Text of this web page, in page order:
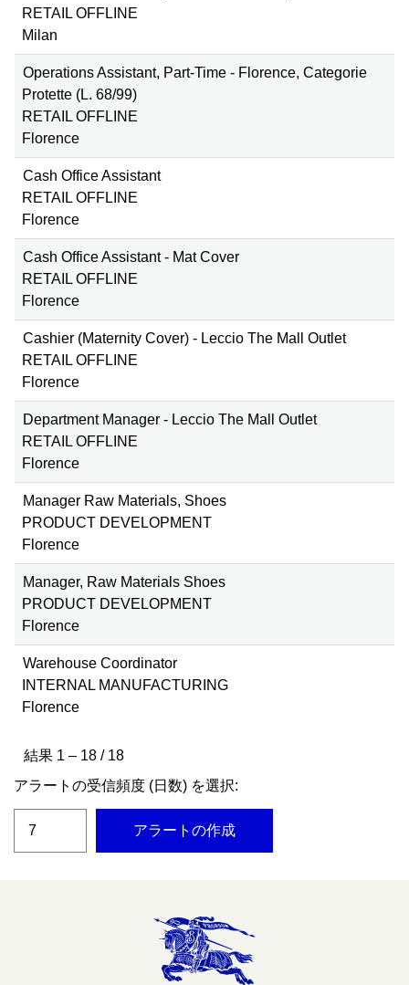
RETAIL OFFLINE
Milan
Operations Assistant, Part-Time - Florence, Categorie
Protette (L. 68/99)
RETAIL OFFLINE
Florence
Cash Office Assistant
RETAIL OFFLINE
Florence
Cash Office Assistant - Mat Cover
RETAIL OFFLINE
Florence
Cashier (Maternity Cover) - Leccio The Mall Outlet
RETAIL OFFLINE
Florence
Department Manager - Leccio The Mall Outlet
RETAIL OFFLINE
Florence
Manager Raw Materials, Shoes
PRODUCT DEVELOPMENT
Florence
Manager, Raw Materials Shoes
PRODUCT DEVELOPMENT
Florence
Warehouse Coordinator
INTERNAL MANUFACTURING
Florence
結果 1 – 18 / 18
アラートの受信頻度 (日数) を選択:
アラートの作成